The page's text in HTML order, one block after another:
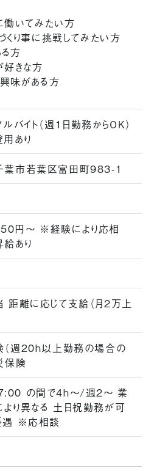
働いてみたい方
くり事に挑戦してみたい方
方
好きな方
味がある方
バイト（週1日勤務からOK）
あり
葉市若葉区富田町983-1
円〜 ※経験により応相
あり
距離に応じて支給（月2万上
（週20h以上勤務の場合の
保険
の間で4h〜/週2〜 業
り異なる 土日祝勤務が可
遇 ※応相談